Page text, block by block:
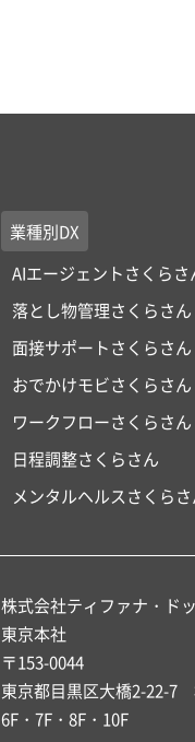
業種別DX
AIエージェントさくらさ
落とし物管理さくらさん
面接サポートさくらさん
おでかけモビさくらさん
ワークフローさくらさん
日程調整さくらさん
メンタルヘルスさくらさ
株式会社ティファナ・ド
東京本社
〒153-0044
東京都目黒区大橋2-22-7
6F・7F・8F・10F